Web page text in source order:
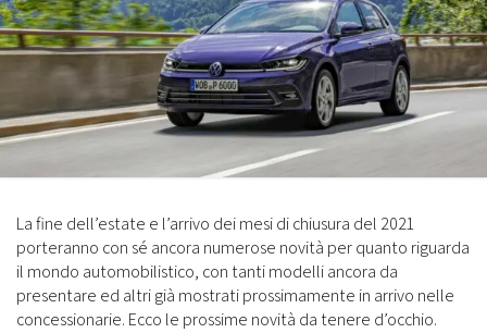
La fine dell’estate e l’arrivo dei mesi di chiusura del 2021
porteranno con sé ancora numerose novità per quanto riguarda
il mondo automobilistico, con tanti modelli ancora da
presentare ed altri già mostrati prossimamente in arrivo nelle
concessionarie. Ecco le prossime novità da tenere d’occhio.